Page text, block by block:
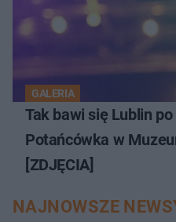
GALERIA
Tak bawi się Lublin
Potańcówka w
[ZDJĘCIA]
NAJNOWSZE